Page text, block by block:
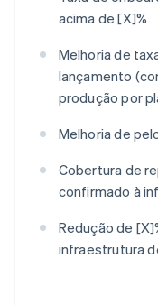
acima de [X]%
Melhoria de
lançamento
produção por
Melhoria de
Cobertura de
confirmado à
Redução de
infraestrutura